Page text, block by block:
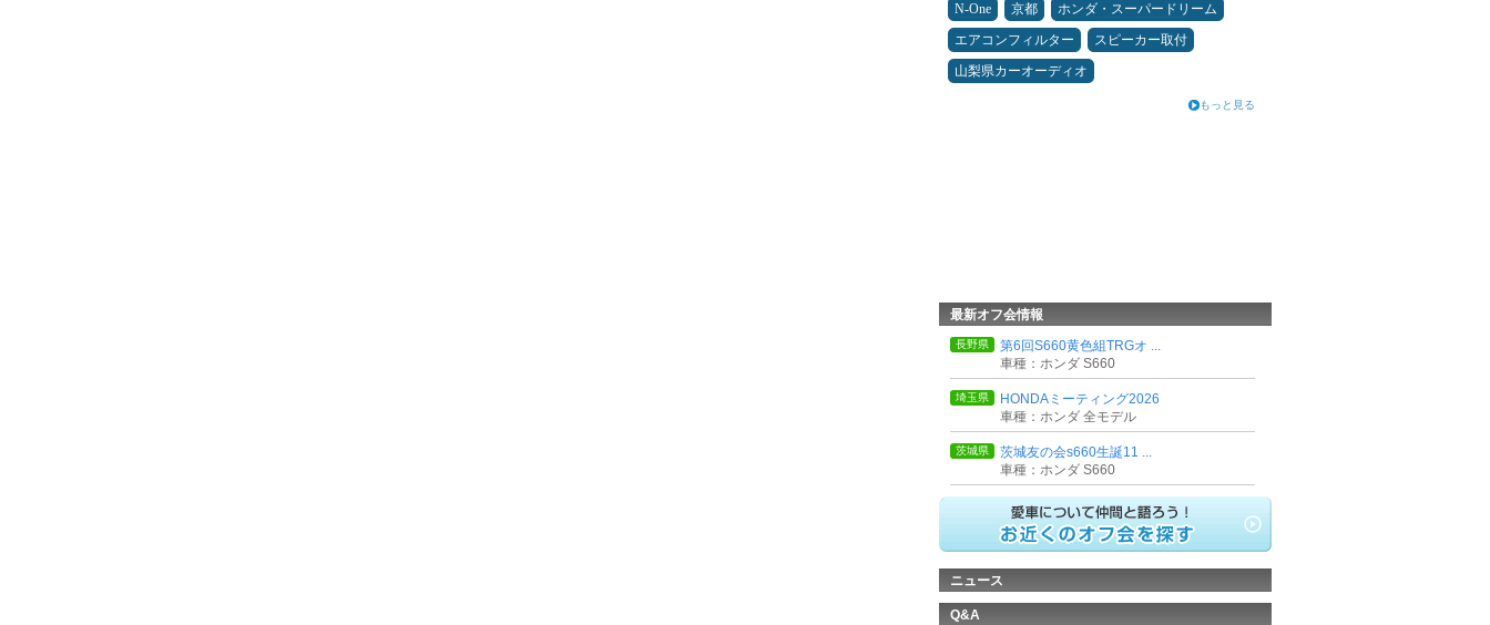
N-One
京都
ホンダ・スーパードリーム
エアコンフィルター
スピーカー取付
山梨県カーオーディオ
もっと見る
最新オフ会情報
長野県
第6回S660黄色組TRGオ ...
車種：ホンダ S660
埼玉県
HONDAミーティング2026
車種：ホンダ 全モデル
茨城県
茨城友の会s660生誕11 ...
車種：ホンダ S660
ニュース
Q&A